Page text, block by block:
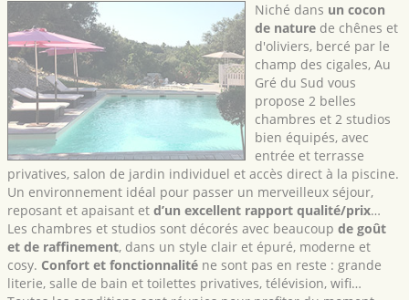
Niché dans un cocon
de nature de chênes et
d'oliviers, bercé par le
champ des cigales, Au
Gré du Sud vous
propose 2 belles
chambres et 2 studios
bien équipés, avec
entrée et terrasse
privatives, salon de jardin individuel et accès direct à la piscine.
Un environnement idéal pour passer un merveilleux séjour,
reposant et apaisant et d’un excellent rapport qualité/prix…
Les chambres et studios sont décorés avec beaucoup de goût
et de raffinement, dans un style clair et épuré, moderne et
cosy. Confort et fonctionnalité ne sont pas en reste : grande
literie, salle de bain et toilettes privatives, télévision, wifi…